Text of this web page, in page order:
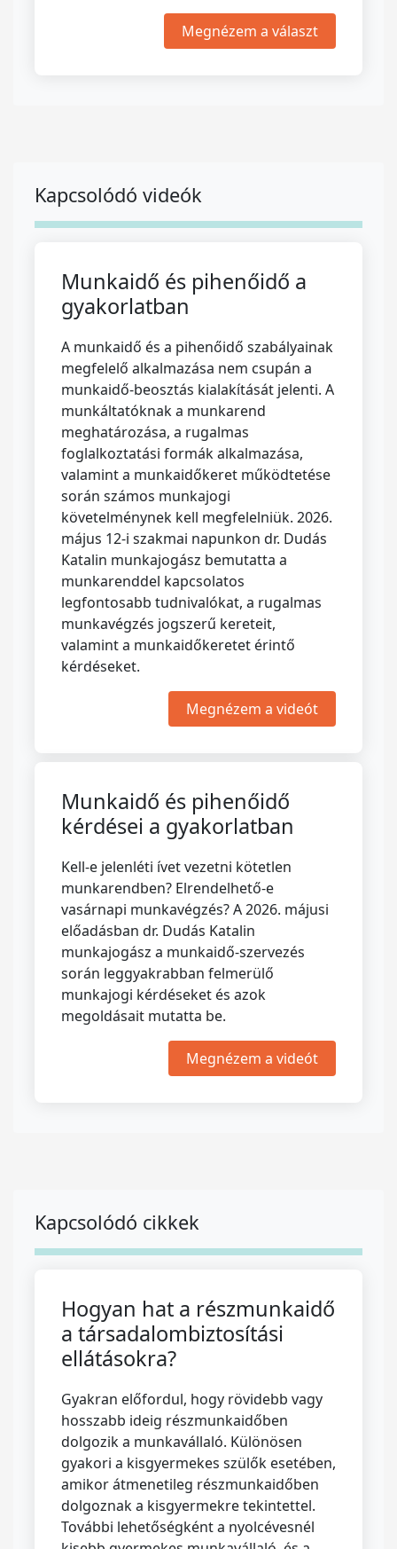
Megnézem a választ
Kapcsolódó videók
Munkaidő és pihenőidő a
gyakorlatban
A munkaidő és a pihenőidő szabályainak
megfelelő alkalmazása nem csupán a
munkaidő-beosztás kialakítását jelenti. A
munkáltatóknak a munkarend
meghatározása, a rugalmas
foglalkoztatási formák alkalmazása,
valamint a munkaidőkeret működtetése
során számos munkajogi
követelménynek kell megfelelniük. 2026.
május 12-i szakmai napunkon dr. Dudás
Katalin munkajogász bemutatta a
munkarenddel kapcsolatos
legfontosabb tudnivalókat, a rugalmas
munkavégzés jogszerű kereteit,
valamint a munkaidőkeretet érintő
kérdéseket.
Megnézem a videót
Munkaidő és pihenőidő
kérdései a gyakorlatban
Kell-e jelenléti ívet vezetni kötetlen
munkarendben? Elrendelhető-e
vasárnapi munkavégzés? A 2026. májusi
előadásban dr. Dudás Katalin
munkajogász a munkaidő-szervezés
során leggyakrabban felmerülő
munkajogi kérdéseket és azok
megoldásait mutatta be.
Megnézem a videót
Kapcsolódó cikkek
Hogyan hat a részmunkaidő
a társadalombiztosítási
ellátásokra?
Gyakran előfordul, hogy rövidebb vagy
hosszabb ideig részmunkaidőben
dolgozik a munkavállaló. Különösen
gyakori a kisgyermekes szülők esetében,
amikor átmenetileg részmunkaidőben
dolgoznak a kisgyermekre tekintettel.
További lehetőségként a nyolcévesnél